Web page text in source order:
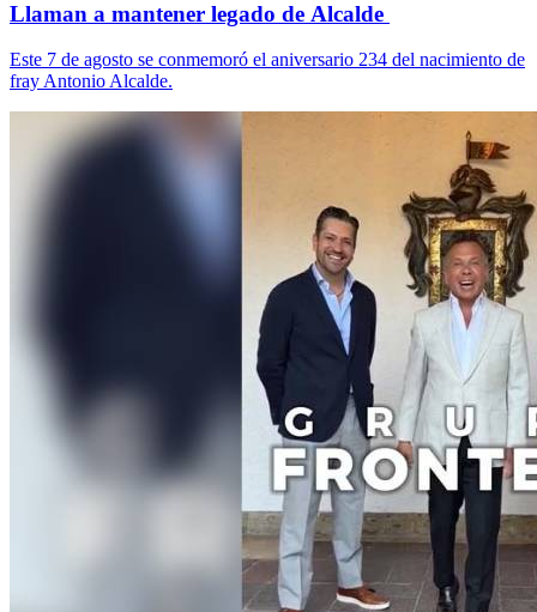
Llaman a mantener legado de Alcalde
Este 7 de agosto se conmemoró el aniversario 234 del nacimiento de
fray Antonio Alcalde.